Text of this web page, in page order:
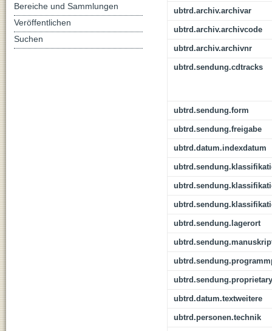
ubtrd.archiv.archivar
ubtrd.archiv.archivcode
ubtrd.archiv.archivnr
ubtrd.sendung.cdtracks
ubtrd.sendung.form
ubtrd.sendung.freigabe
ubtrd.datum.indexdatum
ubtrd.sendung.lagerort
ubtrd.sendung.proprietary
ubtrd.datum.textweitere
ubtrd.personen.technik
Bereiche und Sammlungen
Veröffentlichen
Suchen